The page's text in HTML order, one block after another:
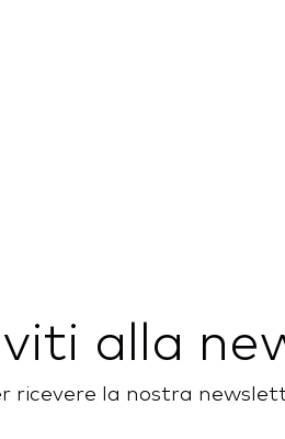
alla
ricevere la nostra